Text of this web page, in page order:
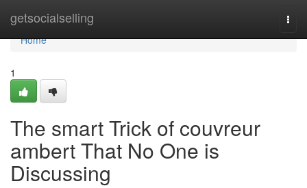
getsocialselling
Home
Home
1
The smart Trick of couvreur
ambert That No One is
Discussing